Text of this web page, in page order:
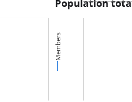
Population
Members